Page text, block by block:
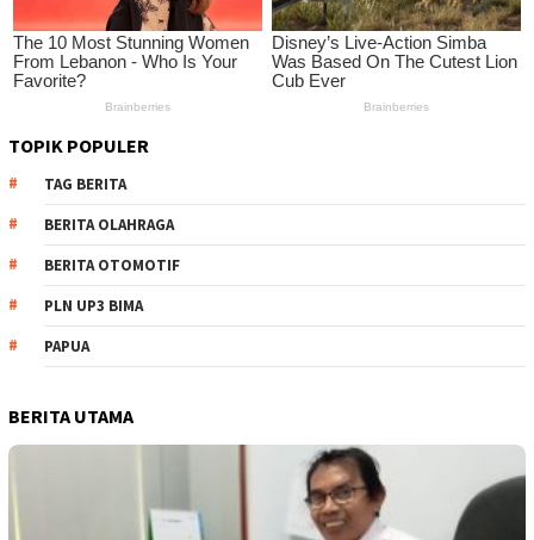
TOPIK POPULER
TAG BERITA
BERITA OLAHRAGA
BERITA OTOMOTIF
PLN UP3 BIMA
PAPUA
BERITA UTAMA